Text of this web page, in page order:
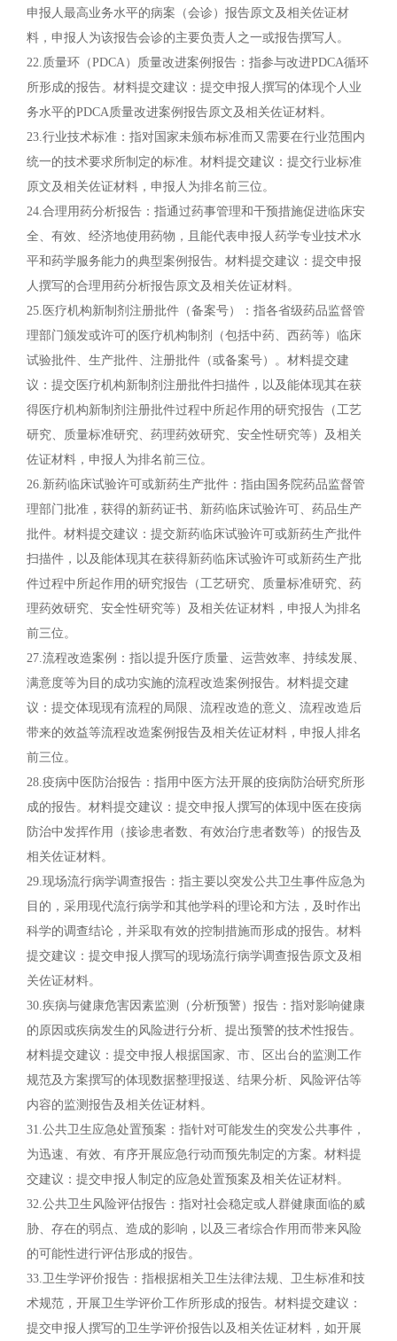
申报人最高业务水平的病案（会诊）报告原文及相关佐证材
料，申报人为该报告会诊的主要负责人之一或报告撰写人。
22.质量环（PDCA）质量改进案例报告：指参与改进PDCA循环
所形成的报告。材料提交建议：提交申报人撰写的体现个人业
务水平的PDCA质量改进案例报告原文及相关佐证材料。
23.行业技术标准：指对国家未颁布标准而又需要在行业范围内
统一的技术要求所制定的标准。材料提交建议：提交行业标准
原文及相关佐证材料，申报人为排名前三位。
24.合理用药分析报告：指通过药事管理和干预措施促进临床安
全、有效、经济地使用药物，且能代表申报人药学专业技术水
平和药学服务能力的典型案例报告。材料提交建议：提交申报
人撰写的合理用药分析报告原文及相关佐证材料。
25.医疗机构新制剂注册批件（备案号）：指各省级药品监督管
理部门颁发或许可的医疗机构制剂（包括中药、西药等）临床
试验批件、生产批件、注册批件（或备案号）。材料提交建
议：提交医疗机构新制剂注册批件扫描件，以及能体现其在获
得医疗机构新制剂注册批件过程中所起作用的研究报告（工艺
研究、质量标准研究、药理药效研究、安全性研究等）及相关
佐证材料，申报人为排名前三位。
26.新药临床试验许可或新药生产批件：指由国务院药品监督管
理部门批准，获得的新药证书、新药临床试验许可、药品生产
批件。材料提交建议：提交新药临床试验许可或新药生产批件
扫描件，以及能体现其在获得新药临床试验许可或新药生产批
件过程中所起作用的研究报告（工艺研究、质量标准研究、药
理药效研究、安全性研究等）及相关佐证材料，申报人为排名
前三位。
27.流程改造案例：指以提升医疗质量、运营效率、持续发展、
满意度等为目的成功实施的流程改造案例报告。材料提交建
议：提交体现现有流程的局限、流程改造的意义、流程改造后
带来的效益等流程改造案例报告及相关佐证材料，申报人排名
前三位。
28.疫病中医防治报告：指用中医方法开展的疫病防治研究所形
成的报告。材料提交建议：提交申报人撰写的体现中医在疫病
防治中发挥作用（接诊患者数、有效治疗患者数等）的报告及
相关佐证材料。
29.现场流行病学调查报告：指主要以突发公共卫生事件应急为
目的，采用现代流行病学和其他学科的理论和方法，及时作出
科学的调查结论，并采取有效的控制措施而形成的报告。材料
提交建议：提交申报人撰写的现场流行病学调查报告原文及相
关佐证材料。
30.疾病与健康危害因素监测（分析预警）报告：指对影响健康
的原因或疾病发生的风险进行分析、提出预警的技术性报告。
材料提交建议：提交申报人根据国家、市、区出台的监测工作
规范及方案撰写的体现数据整理报送、结果分析、风险评估等
内容的监测报告及相关佐证材料。
31.公共卫生应急处置预案：指针对可能发生的突发公共事件，
为迅速、有效、有序开展应急行动而预先制定的方案。材料提
交建议：提交申报人制定的应急处置预案及相关佐证材料。
32.公共卫生风险评估报告：指对社会稳定或人群健康面临的威
胁、存在的弱点、造成的影响，以及三者综合作用而带来风险
的可能性进行评估形成的报告。
33.卫生学评价报告：指根据相关卫生法律法规、卫生标准和技
术规范，开展卫生学评价工作所形成的报告。材料提交建议：
提交申报人撰写的卫生学评价报告以及相关佐证材料，如开展